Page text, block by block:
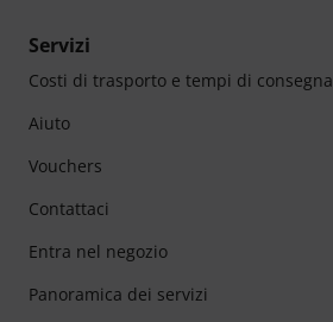
Servizi
Costi di trasporto e tempi di consegna
Aiuto
Vouchers
Contattaci
Entra nel negozio
Panoramica dei servizi